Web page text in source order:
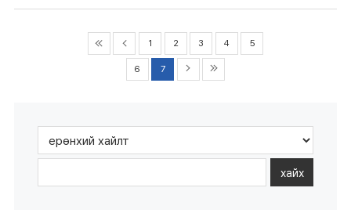
1 2 3 4 5
6 7
хайх